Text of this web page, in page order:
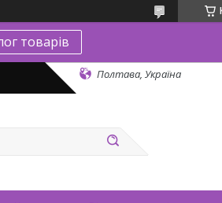
товарів
Полтава, Україна